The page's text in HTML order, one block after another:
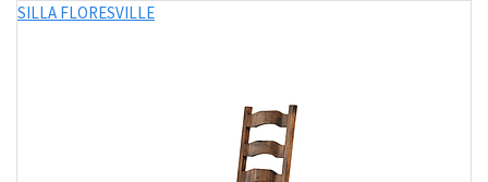
SILLA FLORESVILLE